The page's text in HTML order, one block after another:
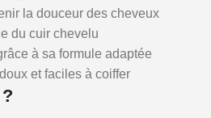
la douceur des cheveux
du cuir chevelu
à sa formule adaptée
et faciles à coiffer